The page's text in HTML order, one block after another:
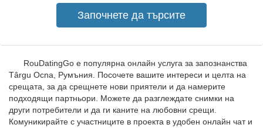
RouDatingGo е популярна онлайн услуга за запознанства
Târgu Ocna, Румъния. Посочете вашите интереси и целта на
срещата, за да срещнете нови приятели и да намерите
подходящи партньори. Можете да разглеждате снимки на
други потребители и да ги каните на любовни срещи.
Комуникирайте с участниците в проекта в удобен онлайн чат и